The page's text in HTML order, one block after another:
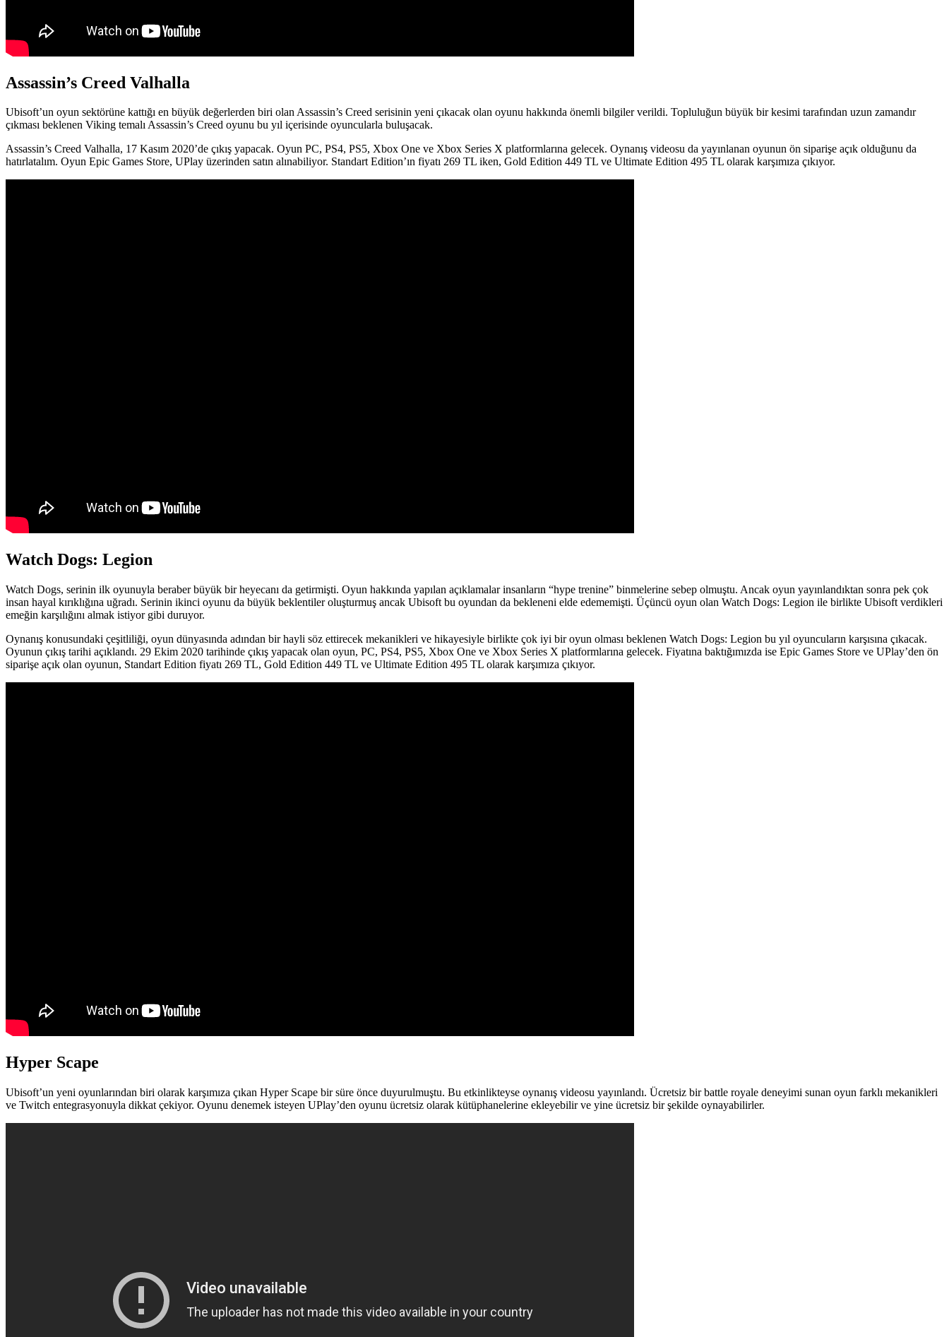
Assassin’s Creed Valhalla
Ubisoft’un oyun sektörüne kattığı en büyük değerlerden biri olan Assassin’s Creed serisinin yeni çıkacak olan oyunu hakkında önemli bilgiler verildi. Topluluğun büyük bir kesimi tarafından uzun zamandır
çıkması beklenen Viking temalı Assassin’s Creed oyunu bu yıl içerisinde oyuncularla buluşacak.
Assassin’s Creed Valhalla, 17 Kasım 2020’de çıkış yapacak. Oyun PC, PS4, PS5, Xbox One ve Xbox Series X platformlarına gelecek. Oynanış videosu da yayınlanan oyunun ön siparişe açık olduğunu da
hatırlatalım. Oyun Epic Games Store, UPlay üzerinden satın alınabiliyor. Standart Edition’ın fiyatı 269 TL iken, Gold Edition 449 TL ve Ultimate Edition 495 TL olarak karşımıza çıkıyor.
Watch Dogs: Legion
Watch Dogs, serinin ilk oyunuyla beraber büyük bir heyecanı da getirmişti. Oyun hakkında yapılan açıklamalar insanların “hype trenine” binmelerine sebep olmuştu. Ancak oyun yayınlandıktan sonra pek çok
insan hayal kırıklığına uğradı. Serinin ikinci oyunu da büyük beklentiler oluşturmuş ancak Ubisoft bu oyundan da bekleneni elde edememişti. Üçüncü oyun olan Watch Dogs: Legion ile birlikte Ubisoft verdikleri
emeğin karşılığını almak istiyor gibi duruyor.
Oynanış konusundaki çeşitliliği, oyun dünyasında adından bir hayli söz ettirecek mekanikleri ve hikayesiyle birlikte çok iyi bir oyun olması beklenen Watch Dogs: Legion bu yıl oyuncuların karşısına çıkacak.
Oyunun çıkış tarihi açıklandı. 29 Ekim 2020 tarihinde çıkış yapacak olan oyun, PC, PS4, PS5, Xbox One ve Xbox Series X platformlarına gelecek. Fiyatına baktığımızda ise Epic Games Store ve UPlay’den ön
siparişe açık olan oyunun, Standart Edition fiyatı 269 TL, Gold Edition 449 TL ve Ultimate Edition 495 TL olarak karşımıza çıkıyor.
Hyper Scape
Ubisoft’un yeni oyunlarından biri olarak karşımıza çıkan Hyper Scape bir süre önce duyurulmuştu. Bu etkinlikteyse oynanış videosu yayınlandı. Ücretsiz bir battle royale deneyimi sunan oyun farklı mekanikleri
ve Twitch entegrasyonuyla dikkat çekiyor. Oyunu denemek isteyen UPlay’den oyunu ücretsiz olarak kütüphanelerine ekleyebilir ve yine ücretsiz bir şekilde oynayabilirler.